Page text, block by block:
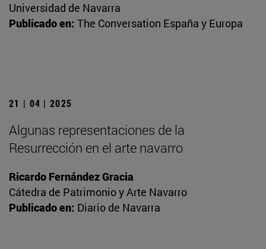
Universidad de Navarra
Publicado en: The Conversation España y Europa
21 | 04 | 2025
Algunas representaciones de la
Resurrección en el arte navarro
Ricardo Fernández Gracia
Cátedra de Patrimonio y Arte Navarro
Publicado en: Diario de Navarra